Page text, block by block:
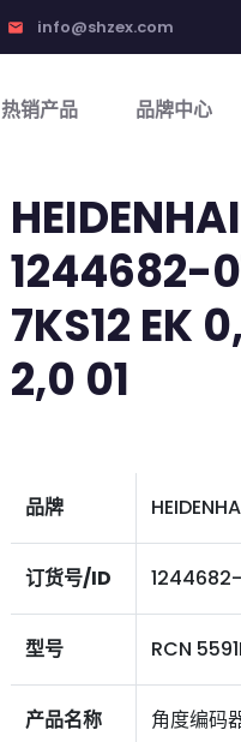
email info@shzex.com
热销产品 品牌中心
1244682-
7KS12 EK
2,0 01
品牌
订货号/ID
型号 RCN
产品名称 角度编码